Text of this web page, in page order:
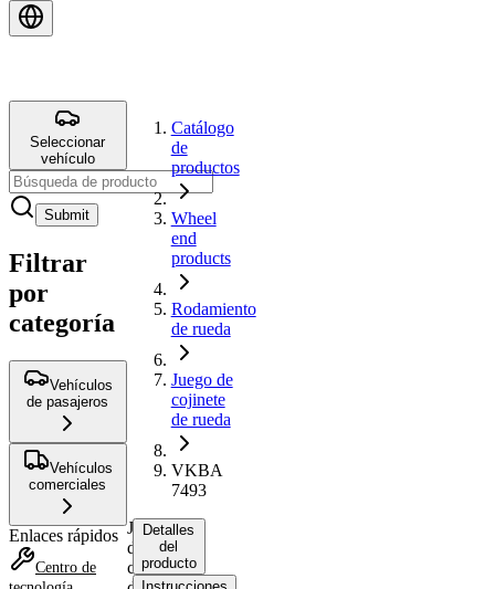
Seleccionar
vehículo
Submit
Filtrar
por
categoría
Vehículos
de pasajeros
Vehículos
comerciales
Enlaces rápidos
Centro de
Catálogo
de
productos
Wheel
end
products
Rodamiento
de rueda
Juego de
cojinete
de rueda
VKBA
7493
Juego
de
cojinete
Detalles
del
producto